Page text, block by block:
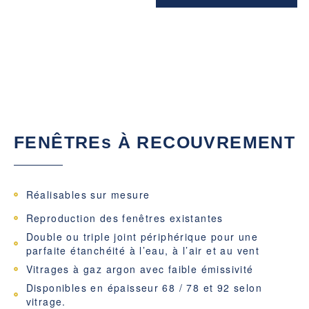
FENÊTREs À RECOUVREMENT
Réalisables sur mesure
Reproduction des fenêtres existantes
Double ou triple joint périphérique pour une
parfaite étanchéité à l’eau, à l’air et au vent
Vitrages à gaz argon avec faible émissivité
Disponibles en épaisseur 68 / 78 et 92 selon
vitrage.